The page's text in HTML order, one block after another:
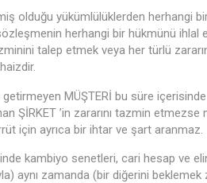
olduğu yükümlülüklerden herhangi
herhangi bir hükmünü ihlal
talep etmek veya her türlü
MÜŞTERİ bu süre
ŞİRKET ’in zararını tazmin
için ayrıca bir ihtar ve şart aranmaz.
kambiyo senetleri, cari hesap ve
aynı zamanda (bir diğerini